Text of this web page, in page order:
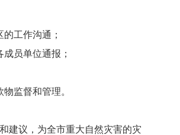
工作沟通；
员单位通报；
监督和管理。
建议，为全市重大自然灾害的灾